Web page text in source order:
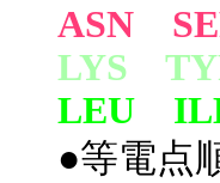
ASN
LYS
LEU
●等電点